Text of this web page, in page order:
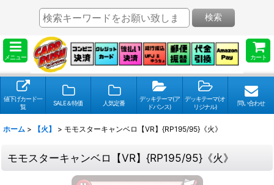
メニュー カート
検索
値下げカード一
覧
SALE＆特価 人気定番
デッキテーマ(ア
ドバンス)
デッキテーマ(オ
リジナル)
問い合わせ
ホーム > 【火】 > モモスターキャンベロ【VR】{RP195/95}《火》
モモスターキャンベロ【VR】{RP195/95}《火》